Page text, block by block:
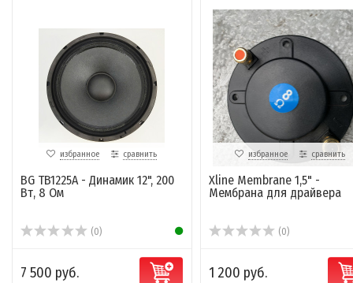
избранное сравнить
BG TB1225A - Динамик 12", 200
Вт, 8 Ом
(0)
7 500 руб.
избранное сравнить
Xline Membrane 1,5" -
Мембрана для драйвера
(0)
1 200 руб.